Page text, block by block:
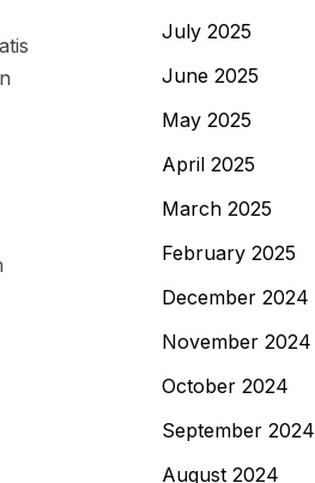
July 2025
June 2025
May 2025
April 2025
March 2025
February 2025
December 2024
November 2024
October 2024
September 2024
August 2024